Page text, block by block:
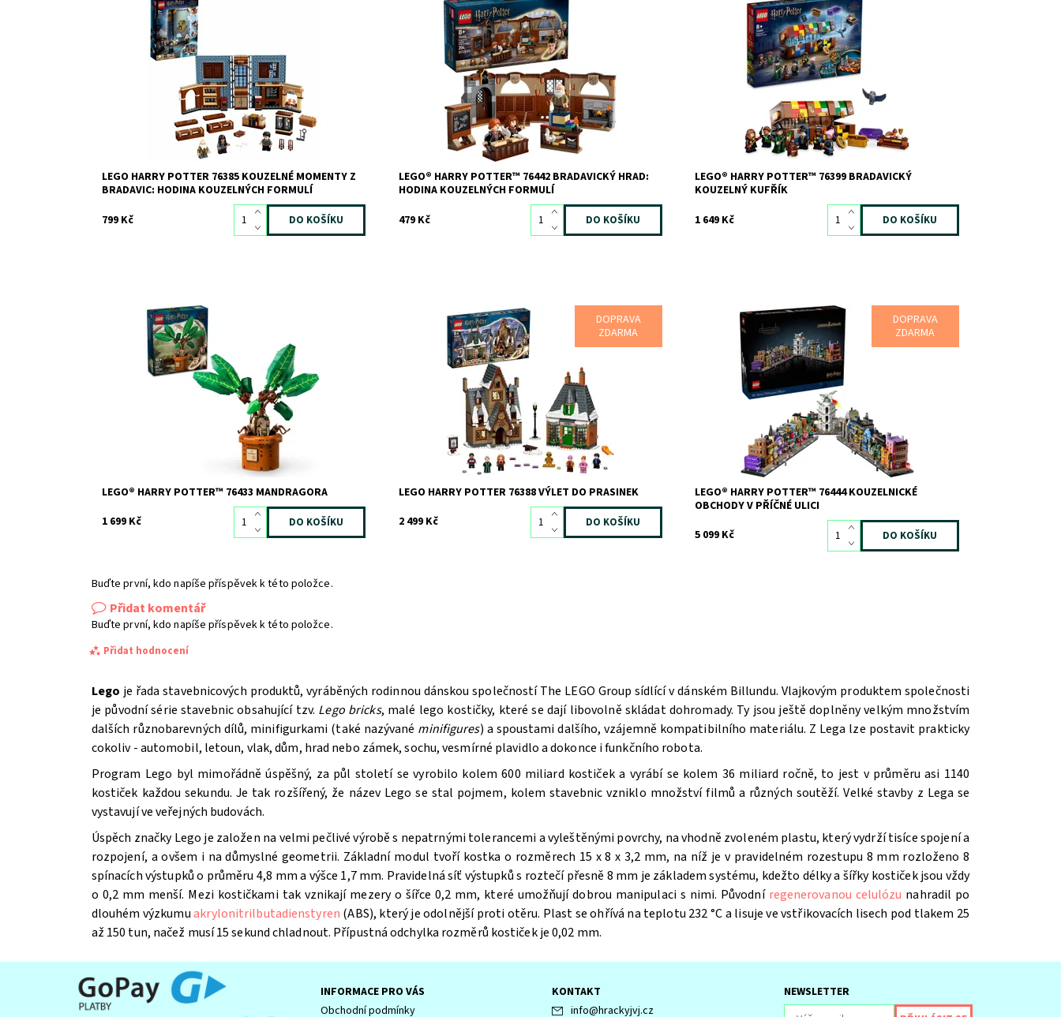
Učebna kouzelných formulí s Harry Potterem v podobě
knihy z LEGO® kostek
Dostupnost:
Skladem
7748
LEGO
LEGO HARRY POTTER 76385 KOUZELNÉ MOMENTY Z
BRADAVIC: HODINA KOUZELNÝCH FORMULÍ
799 Kč
Připojte se k Hermioně Grangerové a Ronovi
Weasleymu na hodině kouzel na Bradavickém hradě!
Dostupnost:
Skladem3
12258
LEGO
LEGO® HARRY POTTER™ 76442 BRADAVICKÝ HRAD:
HODINA KOUZELNÝCH FORMULÍ
479 Kč
Postavte a přizpůsobte si kufřík nabitý bradavickými
dobrodružstvími
Dostupnost:
Skladem2
10281
LEGO
LEGO® HARRY POTTER™ 76399 BRADAVICKÝ
KOUZELNÝ KUFŘÍK
1 649 Kč
Vytvořte si hravou výstavku s vůbec první figurkou
kouzelné Mandragory z hodiny bylinkářství na
Bradavickém hradě z řady LEGO® Harry Potter™.
Dostupnost:
Skladem1
LEGO® HARRY POTTER™ 76433 MANDRAGORA
1 699 Kč
DOPRAVA
ZDARMA
Stavebnice LEGO® Harry Potter™ 76388 Výlet do
Prasinek, ve které nechybí Medový ráj a hospoda U Tří
Skladem2
9043
LEGO
LEGO HARRY POTTER 76388 VÝLET DO PRASINEK
2 499 Kč
DOPRAVA
ZDARMA
Postavte propracovaný exteriér a interiér
Kratochvilných kouzelnických kejklí, Gringottovy
kouzelnické banky, Děravého kotle a spousty dalších
Dostupnost:
Skladem1
LEGO
LEGO® HARRY POTTER™ 76444 KOUZELNICKÉ
OBCHODY V PŘÍČNÉ ULICI
5 099 Kč
Buďte první, kdo napíše příspěvek k této položce.
Přidat komentář
Buďte první, kdo napíše příspěvek k této položce.
Přidat hodnocení
Souhlasím seZpracováním osobních údajů.
Lego je řada stavebnicových produktů, vyráběných rodinnou dánskou společností The LEGO Group sídlící v dánském Billundu. Vlajkovým produktem společnosti
je původní série stavebnic obsahující tzv. Lego bricks, malé lego kostičky, které se dají libovolně skládat dohromady. Ty jsou ještě doplněny velkým množstvím
dalších různobarevných dílů, minifigurkami (také nazývané minifigures) a spoustami dalšího, vzájemně kompatibilního materiálu. Z Lega lze postavit prakticky
cokoliv - automobil, letoun, vlak, dům, hrad nebo zámek, sochu, vesmírné plavidlo a dokonce i funkčního robota.
Program Lego byl mimořádně úspěšný, za půl století se vyrobilo kolem 600 miliard kostiček a vyrábí se kolem 36 miliard ročně, to jest v průměru asi 1140
kostiček každou sekundu. Je tak rozšířený, že název Lego se stal pojmem, kolem stavebnic vzniklo množství filmů a různých soutěží. Velké stavby z Lega se
vystavují ve veřejných budovách.
Úspěch značky Lego je založen na velmi pečlivé výrobě s nepatrnými tolerancemi a vyleštěnými povrchy, na vhodně zvoleném plastu, který vydrží tisíce spojení a
rozpojení, a ovšem i na důmyslné geometrii. Základní modul tvoří kostka o rozměrech 15 x 8 x 3,2 mm, na níž je v pravidelném rozestupu 8 mm rozloženo 8
spínacích výstupků o průměru 4,8 mm a výšce 1,7 mm. Pravidelná síť výstupků s roztečí přesně 8 mm je základem systému, kdežto délky a šířky kostiček jsou vždy
o 0,2 mm menší. Mezi kostičkami tak vznikají mezery o šířce 0,2 mm, které umožňují dobrou manipulaci s nimi. Původní regenerovanou celulózu nahradil po
dlouhém výzkumuakrylonitrilbutadienstyren (ABS), který je odolnější proti otěru. Plast se ohřívá na teplotu 232 °C a lisuje ve vstřikovacích lisech pod tlakem 25
až 150 tun, načež musí 15 sekund chladnout. Přípustná odchylka rozměrů kostiček je 0,02 mm.
INFORMACE PRO VÁS
Obchodní podmínky
KONTAKT
info@hrackyjvj.cz
NEWSLETTER